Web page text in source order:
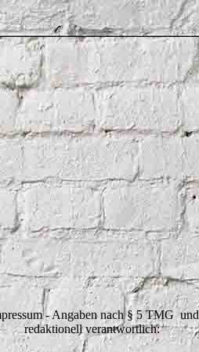
- Angaben nach § 5 TMG und
redaktionell verantwortlich: